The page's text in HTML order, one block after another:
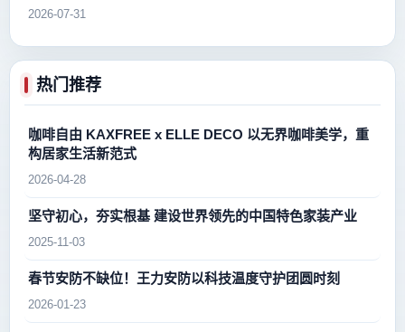
2026-07-31
热门推荐
咖啡自由 KAXFREE x ELLE DECO 以无界咖啡美学，重
构居家生活新范式
2026-04-28
坚守初心，夯实根基 建设世界领先的中国特色家装产业
2025-11-03
春节安防不缺位！王力安防以科技温度守护团圆时刻
2026-01-23